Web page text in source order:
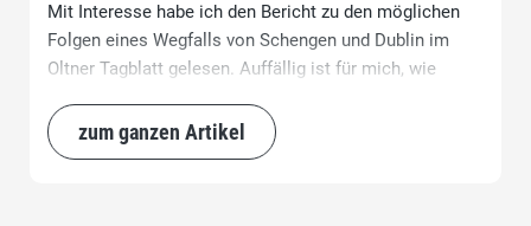
Mit Interesse habe ich den Bericht zu den möglichen
Folgen eines Wegfalls von Schengen und Dublin im
Oltner Tagblatt gelesen. Auffällig ist für mich, wie
argumentiert wird, wenn es darum geht, ein Nein zur
Nachhaltigkeitsinitiative zu begründen.
zum ganzen Artikel